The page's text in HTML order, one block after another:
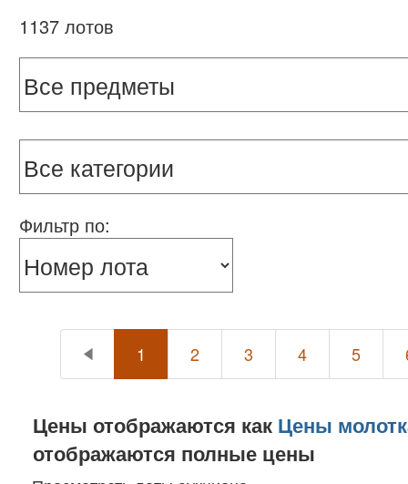
1137 лотов
Фильтр по:
1 2 3 4 5
Цены отображаются как Цены
отображаются полные цены